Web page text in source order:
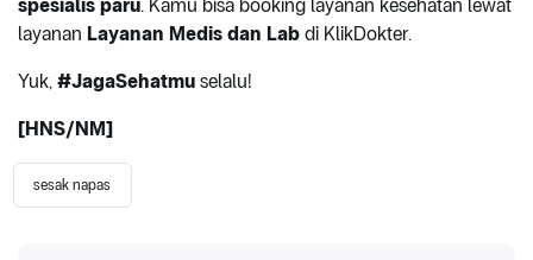
spesialis paru. Kamu bisa booking layanan kesehatan lewat
layanan Layanan Medis dan Lab di KlikDokter.
Yuk, #JagaSehatmu selalu!
[HNS/NM]
sesak napas